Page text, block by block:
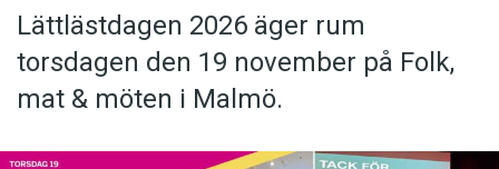
Krönikor
Språkfrågor
Skrivtips
Lättlästdagen 2026 äger rum
torsdagen den 19 november på Folk,
mat & möten i Malmö.